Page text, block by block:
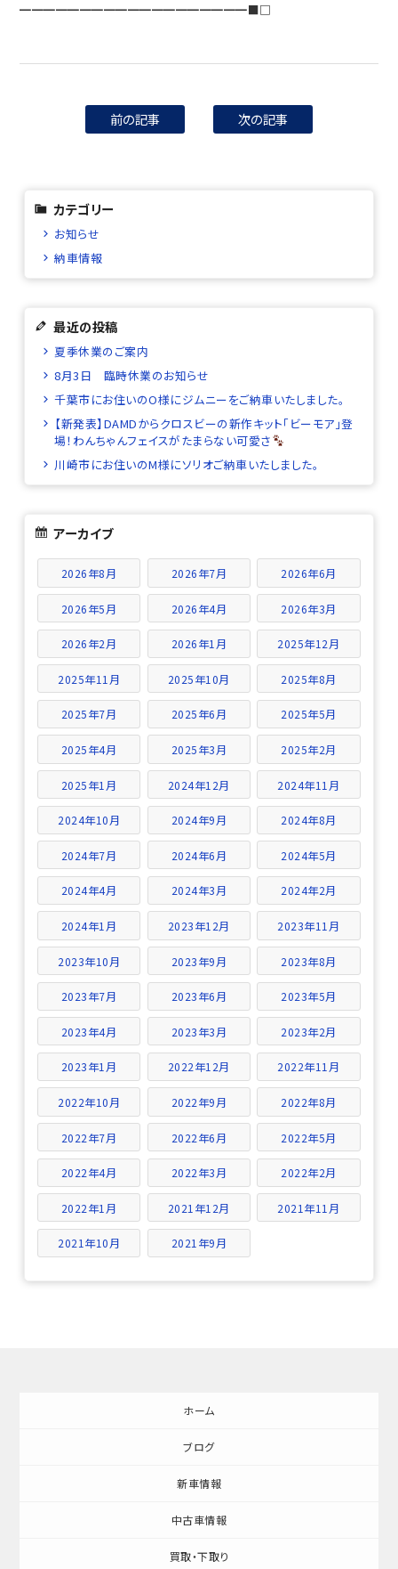
━━━━━━━━━━━━━━━━━━━■□
前の記事 次の記事
カテゴリー
お知らせ
納車情報
最近の投稿
夏季休業のご案内
8月3日 臨時休業のお知らせ
千葉市にお住いのO様にジムニーをご納車いたしました。
【新発表】DAMDからクロスビーの新作キット「ビーモア」登
場！わんちゃんフェイスがたまらない可愛さ
川崎市にお住いのM様にソリオご納車いたしました。
アーカイブ
2026年8月 2026年7月 2026年6月
2026年5月 2026年4月 2026年3月
2026年2月 2026年1月 2025年12月
2025年11月 2025年10月 2025年8月
2025年7月 2025年6月 2025年5月
2025年4月 2025年3月 2025年2月
2025年1月 2024年12月 2024年11月
2024年10月 2024年9月 2024年8月
2024年7月 2024年6月 2024年5月
2024年4月 2024年3月 2024年2月
2024年1月 2023年12月 2023年11月
2023年10月 2023年9月 2023年8月
2023年7月 2023年6月 2023年5月
2023年4月 2023年3月 2023年2月
2023年1月 2022年12月 2022年11月
2022年10月 2022年9月 2022年8月
2022年7月 2022年6月 2022年5月
2022年4月 2022年3月 2022年2月
2022年1月 2021年12月 2021年11月
2021年10月 2021年9月
ホーム
ブログ
新車情報
中古車情報
買取・下取り